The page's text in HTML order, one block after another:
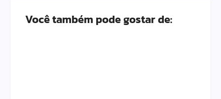
Você também pode gostar de: